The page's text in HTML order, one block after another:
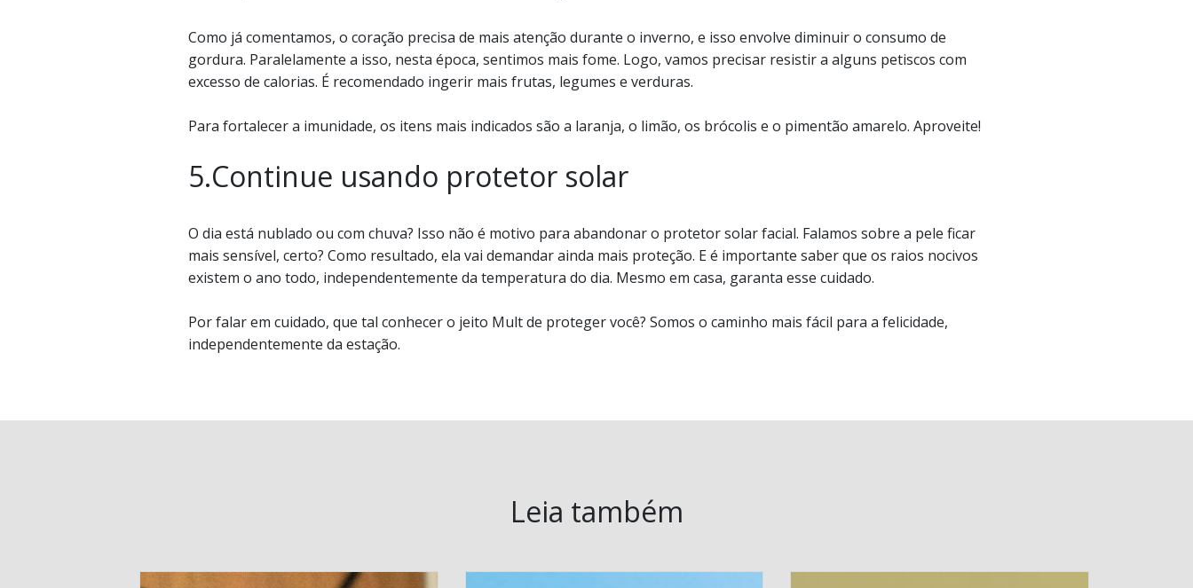
Como já comentamos, o coração precisa de mais atenção durante o inverno, e isso envolve diminuir o consumo de
gordura. Paralelamente a isso, nesta época, sentimos mais fome. Logo, vamos precisar resistir a alguns petiscos com
excesso de calorias. É recomendado ingerir mais frutas, legumes e verduras.
Para fortalecer a imunidade, os itens mais indicados são a laranja, o limão, os brócolis e o pimentão amarelo. Aproveite!
5.Continue usando protetor solar
O dia está nublado ou com chuva? Isso não é motivo para abandonar o protetor solar facial. Falamos sobre a pele ficar
mais sensível, certo? Como resultado, ela vai demandar ainda mais proteção. E é importante saber que os raios nocivos
existem o ano todo, independentemente da temperatura do dia. Mesmo em casa, garanta esse cuidado.
Por falar em cuidado, que tal conhecer o jeito Mult de proteger você? Somos o caminho mais fácil para a felicidade,
independentemente da estação.
Leia também